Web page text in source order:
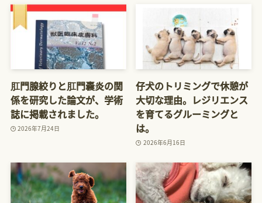
肛門腺絞りと肛門嚢炎の関
係を研究した論文が、学術
誌に掲載されました。
2026年7月24日
仔犬のトリミングで休憩が
大切な理由。レジリエンス
を育てるグルーミングと
は。
2026年6月16日